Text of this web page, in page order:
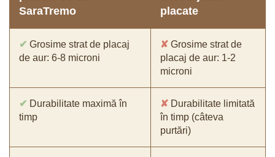
SaraTremo
placate
✔ Grosime strat de placaj
de aur: 6-8 microni
✘ Grosime strat de
placaj de aur: 1-2
microni
✔ Durabilitate maximă în
timp
✘ Durabilitate limitată
în timp (câteva
purtări)